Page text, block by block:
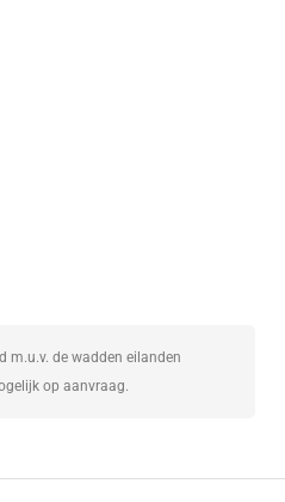
m.u.v. de wadden eilanden
op aanvraag.